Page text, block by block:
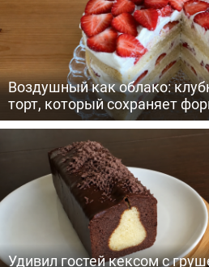
Воздушный как облако:
торт, который сохраняет
Удивил гостей кексом с